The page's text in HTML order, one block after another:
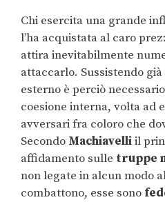
Chi esercita una grande
l’ha acquistata al caro
attira inevitabilmente
attaccarlo. Sussistendo
esterno è perciò
coesione interna, volta ad
avversari fra coloro che
Secondo Machiavelliil
affidamento sulle truppe
non legate in alcun modo
combattono, esse sono